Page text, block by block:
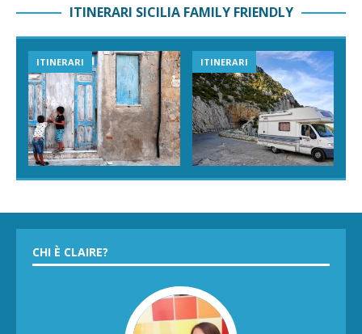
ITINERARI SICILIA FAMILY FRIENDLY
ITINERARI ITINERARI
CHI È CLAIRE?